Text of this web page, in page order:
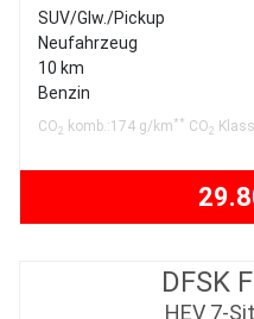
SUV/Glw./Pickup
Neufahrzeug
10 km
Benzin
CO2 komb.:174 g/km ** CO2
DFSK
HEV 7-